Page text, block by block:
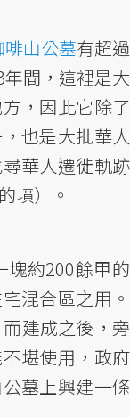
啡山公墓有超過
間，這裡是大
，因此它除了
也是大批華人
華人遷徙軌跡
墳）。
塊約200餘甲的
混合區之用。
建成之後，旁
堪使用，政府
墓上興建一條